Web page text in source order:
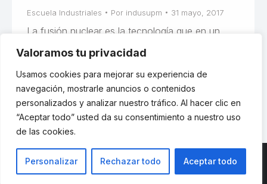
Valoramos tu privacidad
Usamos cookies para mejorar su experiencia de
navegación, mostrarle anuncios o contenidos
personalizados y analizar nuestro tráfico. Al hacer clic en
“Aceptar todo” usted da su consentimiento a nuestro uso
de las cookies.
Personalizar Rechazar todo Aceptar todo
Escuela Industriales Por indusupm 31 mayo, 2017
La fusión nuclear es la tecnología que en un
futuro se podrá utilizar para generar energía
eléctrica de manera ilimitada, limpia, sostenible y
segura.